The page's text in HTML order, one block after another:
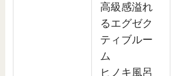
高級感溢れ
るエグゼク
ティブルー
ム
ヒノキ風呂